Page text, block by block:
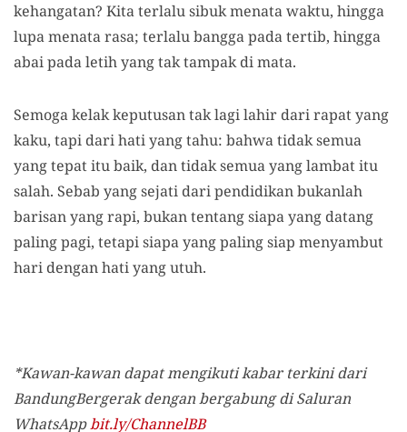
kehangatan? Kita terlalu sibuk menata waktu, hingga
lupa menata rasa; terlalu bangga pada tertib, hingga
abai pada letih yang tak tampak di mata.
Semoga kelak keputusan tak lagi lahir dari rapat yang
kaku, tapi dari hati yang tahu: bahwa tidak semua
yang tepat itu baik, dan tidak semua yang lambat itu
salah. Sebab yang sejati dari pendidikan bukanlah
barisan yang rapi, bukan tentang siapa yang datang
paling pagi, tetapi siapa yang paling siap menyambut
hari dengan hati yang utuh.
*Kawan-kawan dapat mengikuti kabar terkini dari
BandungBergerak dengan bergabung di Saluran
WhatsAppbit.ly/ChannelBB